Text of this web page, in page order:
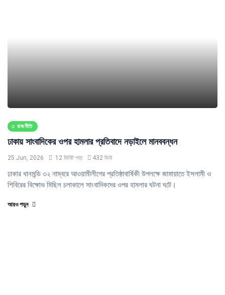
রাজনীতি
ঢাকায় সাংবাদিকের ওপর হামলার প্রতিবাদে নড়াইলে মানববন্ধন
25 Jun, 2026 12 মিনিট পড়া 432 ভিউ
ঢাকার ধানমন্ডি ৩২ নাম্বরে আওয়ামীলীগের প্রতিষ্ঠাবার্ষিকী উপলক্ষে জামায়াতে ইসলামী ও
শিবিরের বিক্ষোভ মিছিল চলাকালে সাংবাদিকদের ওপর হামলার ঘটনা ঘটে।
আরও পড়ুন